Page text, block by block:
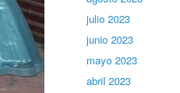
julio 2023
junio 2023
mayo 2023
abril 2023